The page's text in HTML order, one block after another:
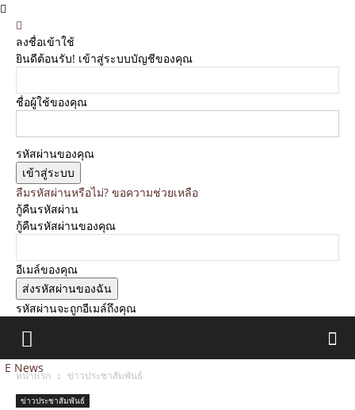
ลงชื่อเข้าใช้
ยินดีต้อนรับ! เข้าสู่ระบบบัญชีของคุณ
ชื่อผู้ใช้ของคุณ
รหัสผ่านของคุณ
ลืมรหัสผ่านหรือไม่? ขอความช่วยเหลือ
กู้คืนรหัสผ่าน
กู้คืนรหัสผ่านของคุณ
อีเมล์ของคุณ
รหัสผ่านจะถูกอีเมล์ถึงคุณ
E News
หน้าแรก ข่าวประชาสัมพันธ์
ข่าวประชาสัมพันธ์